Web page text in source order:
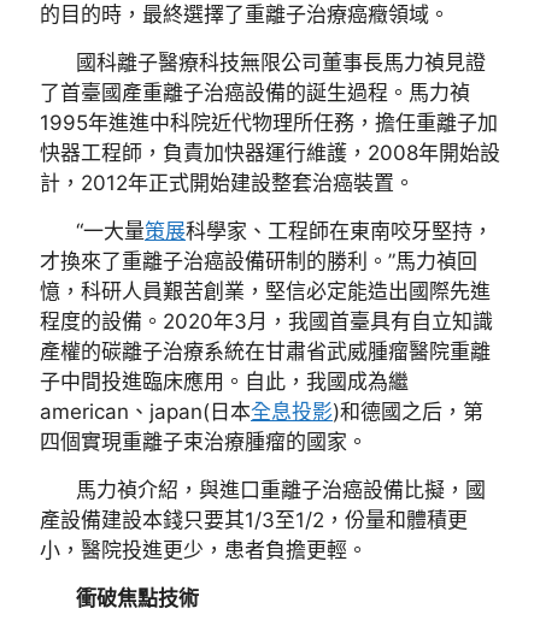
的目的時，最終選擇了重離子治療癌癥領域。
國科離子醫療科技無限公司董事長馬力禎見證
了首臺國產重離子治癌設備的誕生過程。馬力禎
1995年進進中科院近代物理所任務，擔任重離子加
快器工程師，負責加快器運行維護，2008年開始設
計，2012年正式開始建設整套治癌裝置。
“一大量策展科學家、工程師在東南咬牙堅持，
才換來了重離子治癌設備研制的勝利。”馬力禎回
憶，科研人員艱苦創業，堅信必定能造出國際先進
程度的設備。2020年3月，我國首臺具有自立知識
產權的碳離子治療系統在甘肅省武威腫瘤醫院重離
子中間投進臨床應用。自此，我國成為繼
american、japan(日本全息投影)和德國之后，第
四個實現重離子束治療腫瘤的國家。
馬力禎介紹，與進口重離子治癌設備比擬，國
產設備建設本錢只要其1/3至1/2，份量和體積更
小，醫院投進更少，患者負擔更輕。
衝破焦點技術